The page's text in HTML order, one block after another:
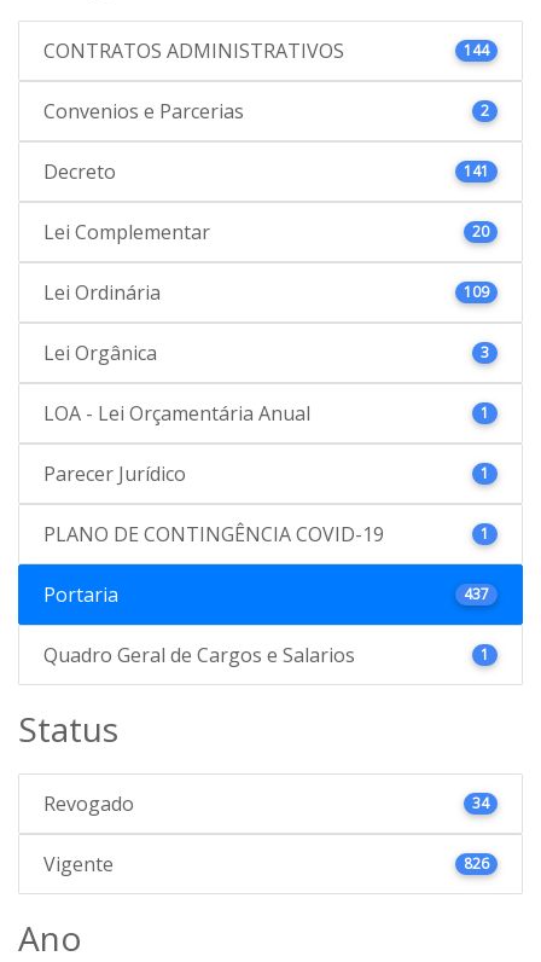
CONTRATOS ADMINISTRATIVOS 144
Convenios e Parcerias 2
Decreto 141
Lei Complementar 20
Lei Ordinária 109
Lei Orgânica 3
LOA - Lei Orçamentária Anual 1
Parecer Jurídico 1
PLANO DE CONTINGÊNCIA COVID-19 1
Portaria 437
Quadro Geral de Cargos e Salarios 1
Status
Revogado 34
Vigente 826
Ano